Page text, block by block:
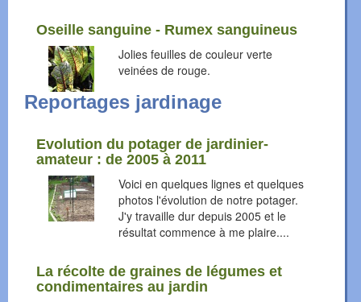
Oseille sanguine - Rumex sanguineus
Jolies feuilles de couleur verte
veinées de rouge.
Reportages jardinage
Evolution du potager de jardinier-
amateur : de 2005 à 2011
Voici en quelques lignes et quelques
photos l'évolution de notre potager.
J'y travaille dur depuis 2005 et le
résultat commence à me plaire....
La récolte de graines de légumes et
condimentaires au jardin